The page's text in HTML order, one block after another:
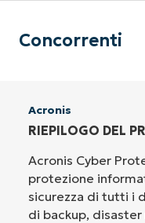
Concorrenti
Acronis
RIEPILOGO DEL
Acronis Cyber
protezione
sicurezza di tutti i
di backup, disaster